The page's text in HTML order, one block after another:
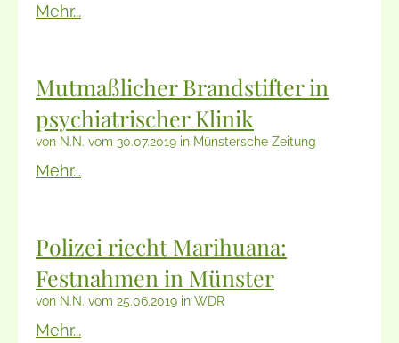
Mehr...
Mutmaßlicher Brandstifter in
psychiatrischer Klinik
von N.N. vom 30.07.2019 in Münstersche Zeitung
Mehr...
Polizei riecht Marihuana:
Festnahmen in Münster
von N.N. vom 25.06.2019 in WDR
Mehr...